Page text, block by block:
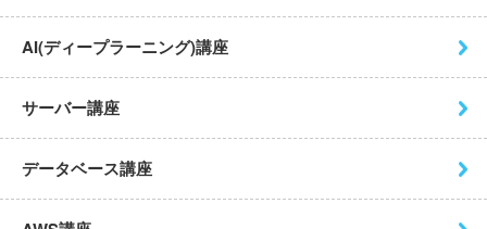
AI(ディープラーニング)講座
サーバー講座
データベース講座